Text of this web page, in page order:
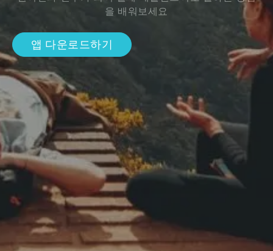
을 배워보세요
앱 다운로드하기